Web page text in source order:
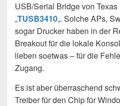
USB/Serial Bridge von Texas
„TUSB3410„. Solche APs,
sogar Drucker haben in der
Breakout für die lokale
lieben soetwas – für die
Zugang.
Es ist aber überraschend
Treiber für den Chip für